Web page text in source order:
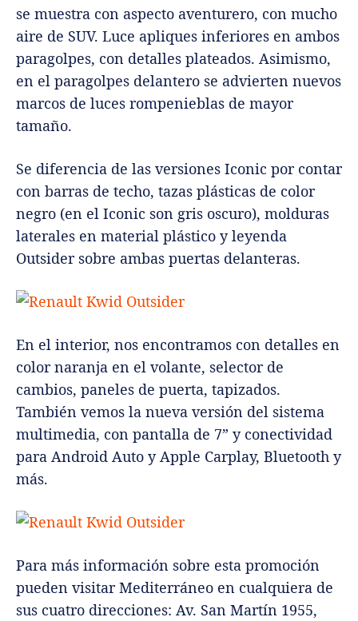
se muestra con aspecto aventurero, con mucho
aire de SUV. Luce apliques inferiores en ambos
paragolpes, con detalles plateados. Asimismo,
en el paragolpes delantero se advierten nuevos
marcos de luces rompenieblas de mayor
tamaño.
Se diferencia de las versiones Iconic por contar
con barras de techo, tazas plásticas de color
negro (en el Iconic son gris oscuro), molduras
laterales en material plástico y leyenda
Outsider sobre ambas puertas delanteras.
En el interior, nos encontramos con detalles en
color naranja en el volante, selector de
cambios, paneles de puerta, tapizados.
También vemos la nueva versión del sistema
multimedia, con pantalla de 7” y conectividad
para Android Auto y Apple Carplay, Bluetooth y
más.
Para más información sobre esta promoción
pueden visitar Mediterráneo en cualquiera de
sus cuatro direcciones: Av. San Martín 1955,